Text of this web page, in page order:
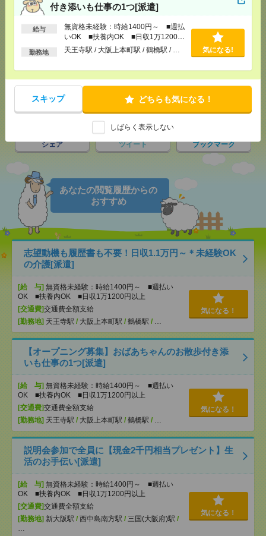
付き添いも仕事の1つ[派遣]
給与
無資格未経験：時給1400円～ ■週払
いOK ■扶養内OK ■日収1万1200円
以上
勤務地 天王寺駅 / 大阪上本町駅 / 鶴橋駅 / … 気になる!
スキップ どちらも気になる！
しばらく表示しない
応募ページへ
メール LINEで送る
シェア ツイート ブックマーク
あなたの閲覧履歴からの
おすすめ
志望動機も履歴書も不要！日収1.1万円～＊未経験OK
の介護[派遣]
[給 与] 無資格未経験：時給1400円～ ■週払い
OK ■扶養内OK ■日収1万1200円以上
[交通費]交通費全額支給
[勤務地] 天王寺駅 / 大阪上本町駅 / 鶴橋駅 / …
気になる！
【オープニング募集】おばあちゃんのお散歩付き添
いも仕事の1つ[派遣]
[給 与] 無資格未経験：時給1400円～ ■週払い
OK ■扶養内OK ■日収1万1200円以上
[交通費]交通費全額支給
[勤務地] 天王寺駅 / 大阪上本町駅 / 鶴橋駅 / …
気になる！
説明会参加で全員に【現金2千円相当プレゼント】生
活のお手伝い[派遣]
[給 与] 無資格未経験：時給1400円～ ■週払い
OK ■扶養内OK ■日収1万1200円以上
[交通費]交通費全額支給
[勤務地] 新大阪駅 / 西中島南方駅 / 三国(大阪府)駅 /
…
気になる！